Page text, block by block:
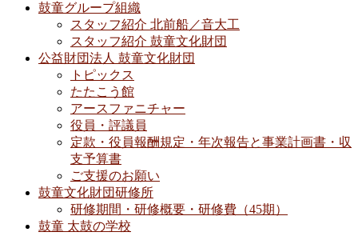
鼓童グループ組織
スタッフ紹介 北前船／音大工
スタッフ紹介 鼓童文化財団
公益財団法人 鼓童文化財団
トピックス
たたこう館
アースファニチャー
役員・評議員
定款・役員報酬規定・年次報告と事業計画書・収
支予算書
ご支援のお願い
鼓童文化財団研修所
研修期間・研修概要・研修費（45期）
鼓童 太鼓の学校